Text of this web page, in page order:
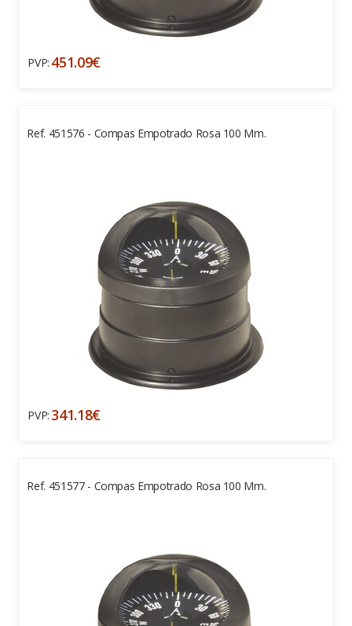
PVP: 451.09€
Ref. 451576 - Compas Empotrado Rosa 100 Mm.
PVP: 341.18€
Ref. 451577 - Compas Empotrado Rosa 100 Mm.